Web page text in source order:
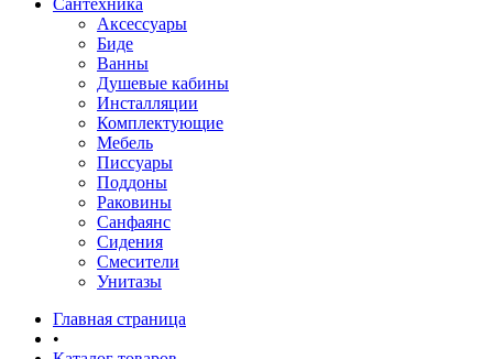
Сантехника
Аксессуары
Биде
Ванны
Душевые кабины
Инсталляции
Комплектующие
Мебель
Писсуары
Поддоны
Раковины
Санфаянс
Сидения
Смесители
Унитазы
Главная страница
•